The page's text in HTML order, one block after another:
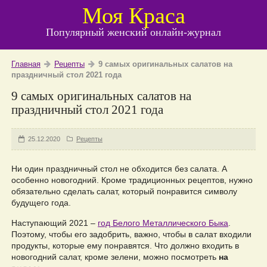
Моя Краса
Популярный женский онлайн-журнал
Главная Рецепты
9 самых оригинальных салатов на
праздничный стол 2021 года
9 самых оригинальных салатов на
праздничный стол 2021 года
25.12.2020 Рецепты
Ни один праздничный стол не обходится без салата. А
особенно новогодний. Кроме традиционных рецептов, нужно
обязательно сделать салат, который понравится символу
будущего года.
Наступающий 2021 – год Белого Металлического Быка
Поэтому, чтобы его задобрить, важно, чтобы в салат входили
продукты, которые ему понравятся. Что должно входить в
новогодний салат, кроме зелени, можно посмотреть на